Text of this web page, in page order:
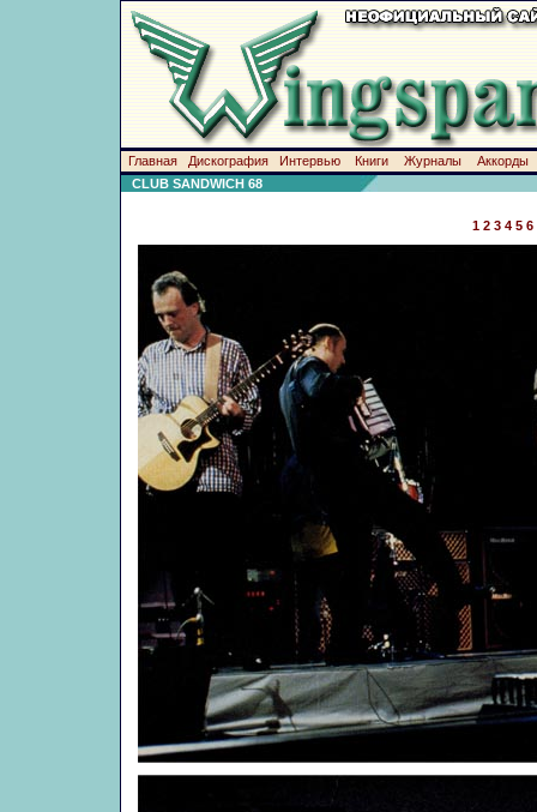
Главная Дискография Интервью Книги Журналы
Аккорды
CLUB SANDWICH 68
1 2 3 4 5 6